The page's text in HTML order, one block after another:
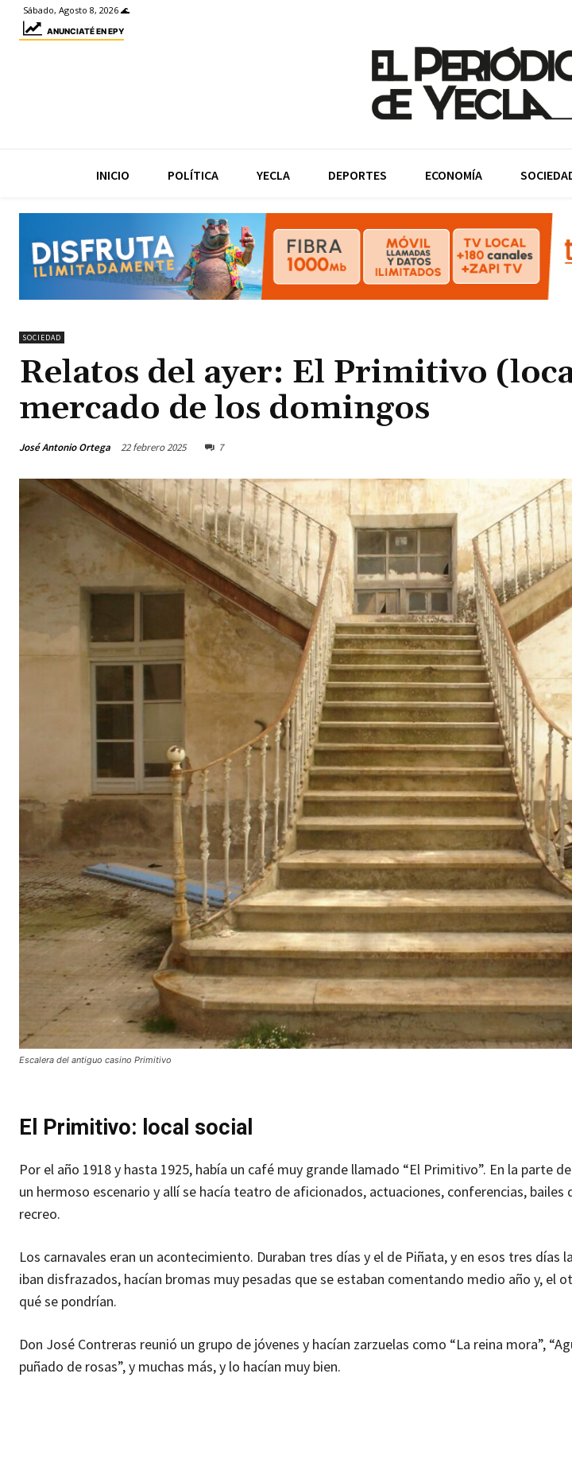
Sábado, Agosto 8, 2026 🌊
ANUNCIATÉ EN EPY
INICIO POLÍTICA YECLA DEPORTES ECONOMÍA
SOCIEDAD
Relatos del ayer: El Primitivo
mercado de los domingos
José Antonio Ortega 22 febrero 2025 7
Escalera del antiguo casino Primitivo
El Primitivo: local social
Por el año 1918 y hasta 1925, había un café muy grande llamado “El Primitivo”. En la parte
un hermoso escenario y allí se hacía teatro de aficionados, actuaciones, conferencias,
recreo.
Los carnavales eran un acontecimiento. Duraban tres días y el de Piñata, y en esos tres días
iban disfrazados, hacían bromas muy pesadas que se estaban comentando medio año y, el
qué se pondrían.
Don José Contreras reunió un grupo de jóvenes y hacían zarzuelas como “La reina mora”,
puñado de rosas”, y muchas más, y lo hacían muy bien.